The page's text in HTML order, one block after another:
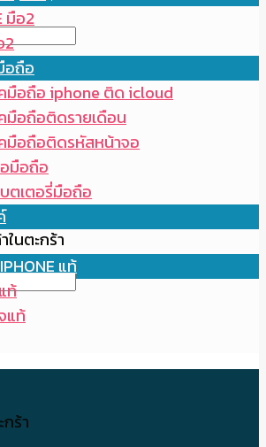
ในตะกร้า
ร้า
มือ2
2
อถือ
มือถือ iphone ติด icloud
อถือติดรายเดือน
มือถือติดรหัสหน้าจอ
มือถือ
ตเตอรี่มือถือ
แท้
ท้
แท้